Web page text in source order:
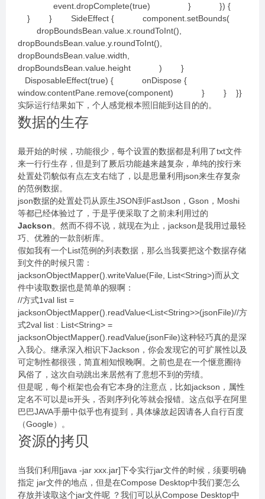
event.dropComplete(true) } }) {
} } SideEffect { component.setBounds(
dropBoundsBean.value.x.roundToInt(),
dropBoundsBean.value.y.roundToInt(),
dropBoundsBean.value.width,
dropBoundsBean.value.height ) }
DisposableEffect(true) { onDispose {
window.contentPane.remove(component) } } }}
实际运行结果如下，个人感觉根本照旧能到达目的的。
数据的生存
最开始的时候，功能很少，每个设置的数据都是利用了txt文件
来一行行生存，但是到了厥后功能越来越复杂，单纯的按行来
处置处罚貌似有点左支右绌了，以是思量利用json来生存复杂
的范例数据。
json数据的处置处罚从原生JSON到FastJson，Gson，Moshi
等都已经体验过了，于是乎便采取了之前未利用过的
Jackson。然而不得不说，就现在为止，jackson是我用过最轻
巧、优雅的一款剖析库。
假如我有一个List范例的列表数据，那么当我要把这个数据存储
到文件的时候只需：
jacksonObjectMapper().writeValue(File, List<String>)而从文
件中读取数据也是简单的狠啊：
//方式1val list =
jacksonObjectMapper().readValue<List<String>>(jsonFile)//方
式2val list : List<String> =
jacksonObjectMapper().readValue(jsonFile)这种轻巧真的是深
入我心。继承深入相识下Jackson，你会发现它的可扩展性以及
可定制性都很强，简直相知恨晚啊。之前也是在一个惬意圈待
风俗了，这次自动跳出来居然有了意想不到的劳绩。
但是呢，每个框架也会有它本身的注意点，比如jackson，属性
定名不可以是is开头，否则序列化等就会报错。这点似乎在阿里
巴巴JAVA手册中似乎也有提到，具体缘故起因请各人自行百度
（Google）。
资源的拷贝
当我们利用[java -jar xxx.jar]下令实行jar文件的时候，须要明确
指定 jar文件的地点，但是在Compose Desktop中我们要怎么
存放并读取这个jar文件呢 ？我们可以从Compose Desktop中